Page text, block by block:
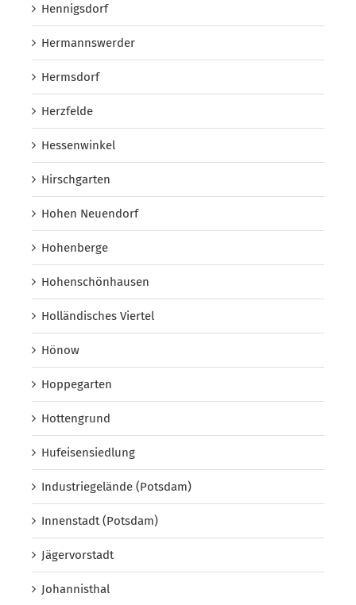
Hennigsdorf
Hermannswerder
Hermsdorf
Herzfelde
Hessenwinkel
Hirschgarten
Hohen Neuendorf
Hohenberge
Hohenschönhausen
Holländisches Viertel
Hönow
Hoppegarten
Hottengrund
Hufeisensiedlung
Industriegelände (Potsdam)
Innenstadt (Potsdam)
Jägervorstadt
Johannisthal